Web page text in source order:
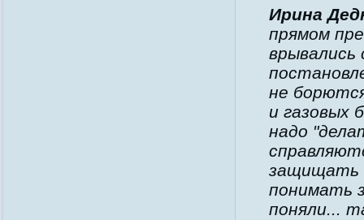
Ирина
прямом
врывались
не
и газовых
надо
защищать
понимать
поняли...